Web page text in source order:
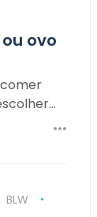
ovo
BLW